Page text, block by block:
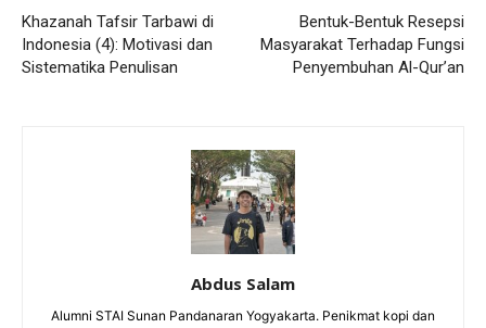
Khazanah Tafsir Tarbawi di
Indonesia (4): Motivasi dan
Sistematika Penulisan
Bentuk-Bentuk Resepsi
Masyarakat Terhadap Fungsi
Penyembuhan Al-Qur’an
Abdus Salam
Alumni STAI Sunan Pandanaran Yogyakarta. Penikmat kopi dan